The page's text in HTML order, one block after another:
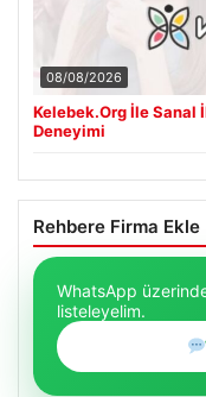
08/08/2026
Kelebek.Org İle
Deneyimi
Rehbere Firma Ekle
WhatsApp
listeleyelim.